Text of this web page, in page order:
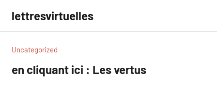
contenu
lettresvirtuelles
Uncategorized
en cliquant ici : Les vertus